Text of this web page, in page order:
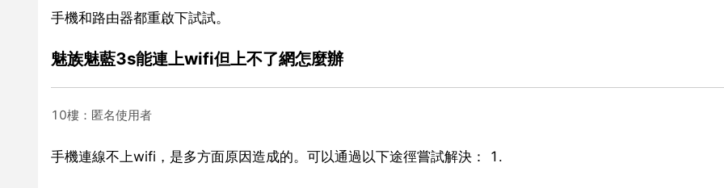
手機和路由器都重啟下試試。
魅族魅藍3s能連上wifi但上不了網怎麼辦
10樓：匿名使用者
手機連線不上wifi，是多方面原因造成的。可以通過以下途徑嘗試解決： 1.